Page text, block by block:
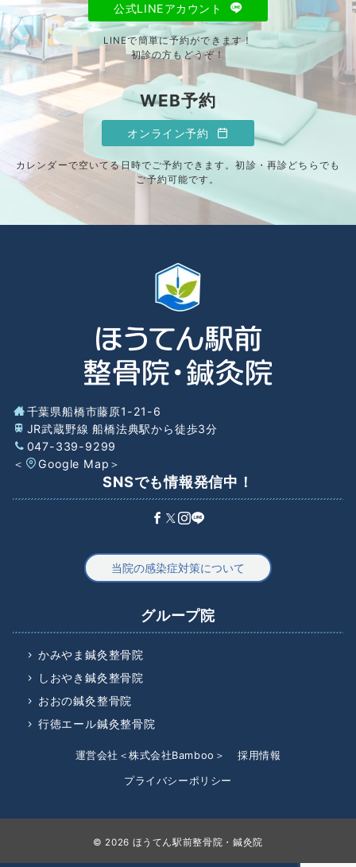
公式LINEアカウント
LINEで簡単に予約ができます！
初診の方もどうぞ！
WEB予約
オンライン予約
カレンダーで空いてる日時でご予約できます。初診・再診どちらでも
ご予約可能です。
千葉県船橋市藤原1-21-6
JR武蔵野線 船橋法典駅から徒歩3分
047-339-9299
＜
Google Map ＞
SNSでも情報発信中！
当院の感染症対策について
グループ院
かみやま鍼灸整骨院
しおやき鍼灸整骨院
おおの鍼灸整骨院
行徳エール鍼灸整骨院
運営会社＜株式会社Bamboo＞ 採用情報
プライバシーポリシー
© 2026 ほうてん駅前整骨院・鍼灸院